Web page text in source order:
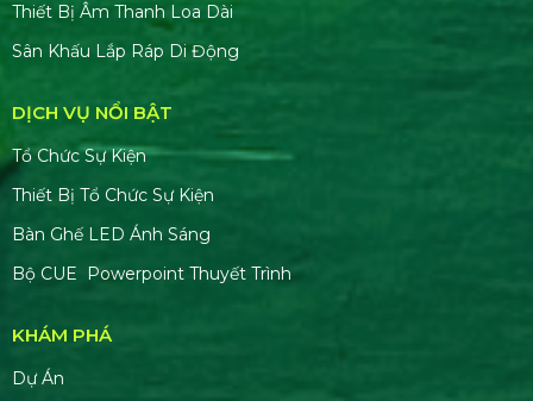
Thiết Bị Âm Thanh Loa Dài
Sân Khấu Lắp Ráp Di Động
DỊCH VỤ NỔI BẬT
Tổ Chức Sự Kiện
Thiết Bị Tổ Chức Sự Kiện
Bàn Ghế LED Ánh Sáng
Bộ CUE Powerpoint Thuyết Trình
KHÁM PHÁ
Dự Án